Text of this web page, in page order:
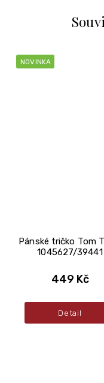
NOVINKA
Pánské tričko Tom
1045627/39441
449 Kč
Detail